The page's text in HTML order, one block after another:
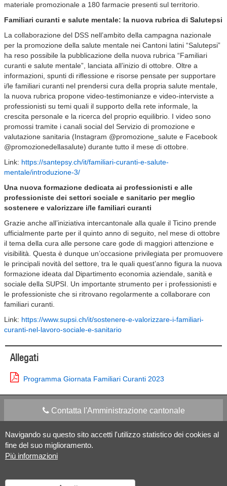
Navigando su questo sito accetti l'utilizzo statistico dei cookies al
fine del suo miglioramento.
Più informazioni
materiale promozionale a 180 farmacie presenti sul territorio.
Familiari curanti e salute mentale: la nuova rubrica di Salutepsi
La collaborazione del DSS nell’ambito della campagna nazionale
per la promozione della salute mentale nei Cantoni latini “Salutepsi”
ha reso possibile la pubblicazione della nuova rubrica “Familiari
curanti e salute mentale”, lanciata all’inizio di ottobre. Oltre a
informazioni, spunti di riflessione e risorse pensate per supportare
i/le familiari curanti nel prendersi cura della propria salute mentale,
la nuova rubrica propone video-testimonianze e video-interviste a
professionisti su temi quali il supporto della rete informale, la
crescita personale e la ricerca del proprio equilibrio. I video sono
promossi tramite i canali social del Servizio di promozione e
valutazione sanitaria (Instagram @promozione_salute e Facebook
@promozionedellasalute) durante tutto il mese di ottobre.
Link: https://santepsy.ch/it/familiari-curanti-e-salute-
mentale/introduzione-3/
Una nuova formazione dedicata ai professionisti e alle
professioniste dei settori sociale e sanitario per meglio
sostenere e valorizzare i/le familiari curanti
Grazie anche all’iniziativa intercantonale alla quale il Ticino prende
ufficialmente parte per il quinto anno di seguito, nel mese di ottobre
il tema della cura alle persone care gode di maggiori attenzione e
visibilità. Questa è dunque un’occasione privilegiata per promuovere
le principali novità del settore, tra le quali quest’anno figura la nuova
formazione ideata dal Dipartimento economia aziendale, sanità e
sociale della SUPSI. Un importante strumento per i professionisti e
le professioniste che si ritrovano regolarmente a collaborare con
familiari curanti.
Link: https://www.supsi.ch/it/sostenere-e-valorizzare-i-familiari-
curanti-nel-lavoro-sociale-e-sanitario
Allegati
Programma Giornata Familiari Curanti 2023
Contatta l'Amministrazione cantonale
Apps Mobile Social media